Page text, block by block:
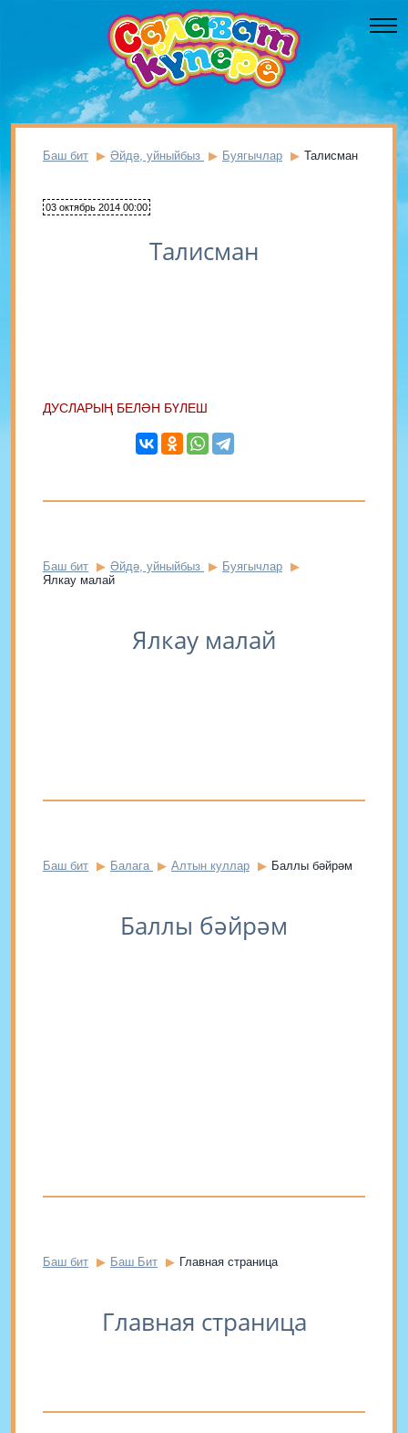
Баш бит Әйдә, уйныйбыз Буягычлар Талисман
03 октябрь 2014 00:00
Талисман
ДУСЛАРЫҢ БЕЛӘН БҮЛЕШ
Баш бит Әйдә, уйныйбыз
Буягычлар
Ялкау малай
Ялкау малай
Баш бит Балага Алтын куллар Баллы бәйрәм
Баллы бәйрәм
Баш бит Баш Бит Главная страница
Главная страница